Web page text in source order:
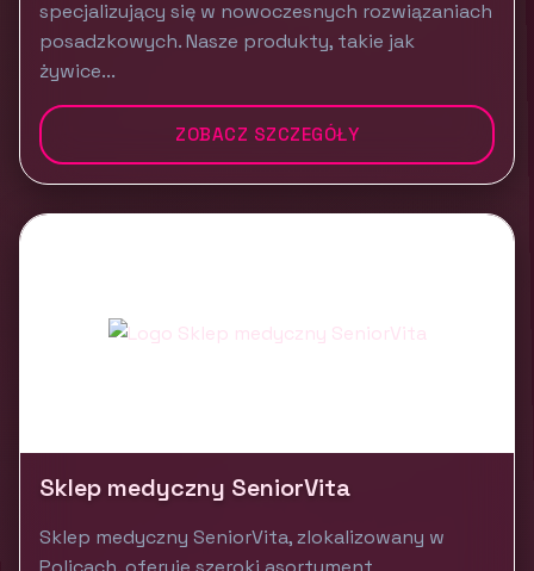
specjalizujący się w nowoczesnych rozwiązaniach
posadzkowych. Nasze produkty, takie jak
żywice...
ZOBACZ SZCZEGÓŁY
Sklep medyczny SeniorVita
Sklep medyczny SeniorVita, zlokalizowany w